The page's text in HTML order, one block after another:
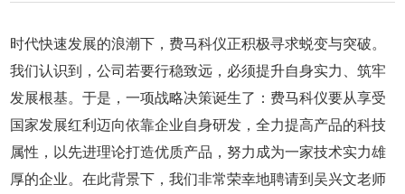
时代快速发展的浪潮下，费马科仪正积极寻求蜕变与突破。
我们认识到，公司若要行稳致远，必须提升自身实力、筑牢
发展根基。于是，一项战略决策诞生了：费马科仪要从享受
国家发展红利迈向依靠企业自身研发，全力提高产品的科技
属性，以先进理论打造优质产品，努力成为一家技术实力雄
厚的企业。在此背景下，我们非常荣幸地聘请到吴兴文老师